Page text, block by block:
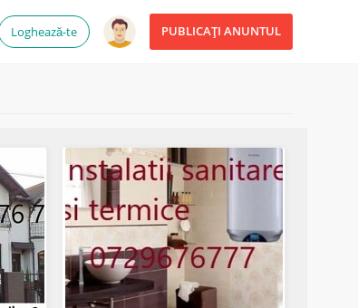
PUBLICAȚI ANUNTUL
Loghează-te